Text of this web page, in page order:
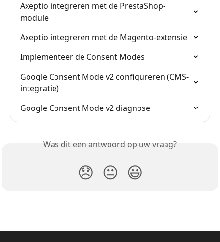
Axeptio integreren met de PrestaShop-
module
Axeptio integreren met de Magento-extensie
Implementeer de Consent Modes
Google Consent Mode v2 configureren (CMS-
integratie)
Google Consent Mode v2 diagnose
Was dit een antwoord op uw vraag?
😞 😐 😃